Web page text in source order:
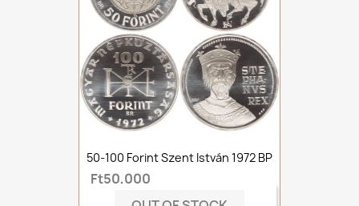
50-100 Forint Szent István 1972 BP
Ft50,000